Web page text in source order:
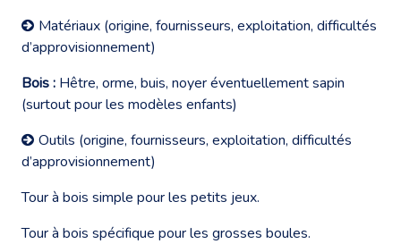
Matériaux (origine, fournisseurs, exploitation, difficultés
d’approvisionnement)
Bois : Hêtre, orme, buis, noyer éventuellement sapin
(surtout pour les modèles enfants)
Outils (origine, fournisseurs, exploitation, difficultés
d’approvisionnement)
Tour à bois simple pour les petits jeux.
Tour à bois spécifique pour les grosses boules.